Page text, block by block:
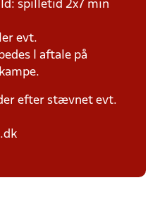
spilletid 2x7 min
evt.
I aftale på
efter stævnet evt.